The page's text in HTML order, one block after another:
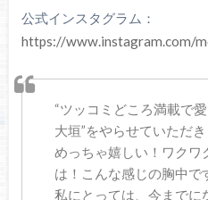
公式インスタグラム：
https://www.instagram.com/
“ツッコミどころ満載で
大垣”をやらせていただき
めっちゃ嬉しい！ワクワ
は！こんな感じの胸中で
私にとっては、今までに